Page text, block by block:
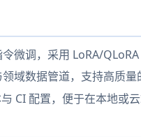
微调，采用 LoRA/QLoRA
域数据管道，支持高质量
CI 配置，便于在本地或云